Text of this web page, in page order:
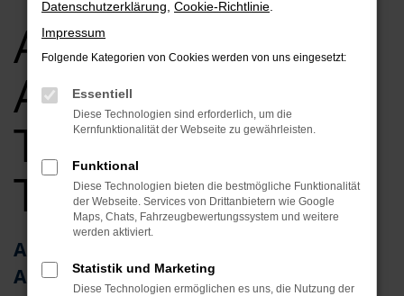
Audi Q3 für
Augsburg
Tageszulassung
Top Angebote
Audi Q3 Tageszulassung – die clevere
Alternative für Augsburg
Datenschutzerklärung Cookie-Richtlinie
Impressum
Folgende Kategorien von Cookies werden von uns eingesetzt:
Essentiell
Diese Technologien sind erforderlich, um die
Kernfunktionalität der Webseite zu gewährleisten.
Funktional
Diese Technologien bieten die bestmögliche Funktionalität
der Webseite. Services von Drittanbietern wie Google
Maps, Chats, Fahrzeugbewertungssystem und weitere
werden aktiviert.
Statistik und Marketing
Diese Technologien ermöglichen es uns, die Nutzung der